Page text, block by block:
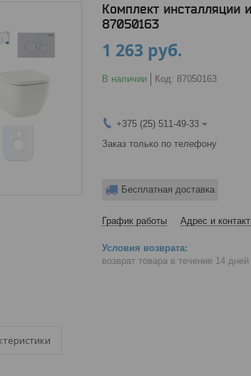
Комплект инсталляции
87050163
1 263 руб.
В наличии Код: 87050163
+375 (25) 511-49-33
Заказ только по телефону
Бесплатная доставка
График работы Адрес и
возврат товара в течение 14 дней